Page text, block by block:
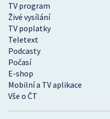
TV program
Živé vysílání
TV poplatky
Teletext
Podcasty
Počasí
E-shop
Mobilní a TV aplikace
Vše o ČT